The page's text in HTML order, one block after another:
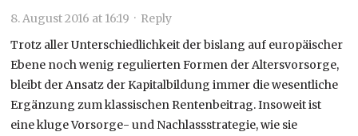
8. August 2016 at 16:19 · Reply
Trotz aller Unterschiedlichkeit der bislang auf europäischer
Ebene noch wenig regulierten Formen der Altersvorsorge,
bleibt der Ansatz der Kapitalbildung immer die wesentliche
Ergänzung zum klassischen Rentenbeitrag. Insoweit ist
eine kluge Vorsorge- und Nachlassstrategie, wie sie